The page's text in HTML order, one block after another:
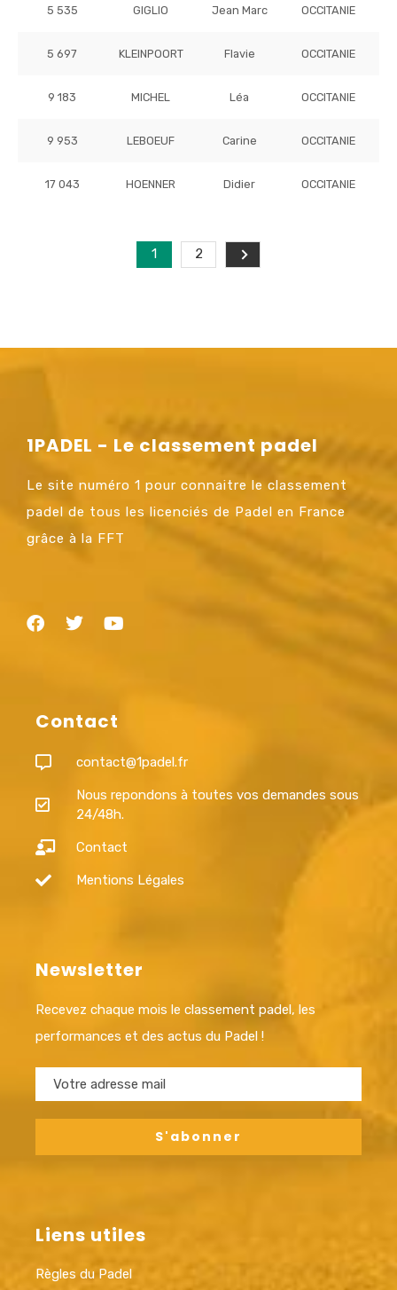
5 535 GIGLIO Jean Marc OCCITANIE
5 697 KLEINPOORT Flavie OCCITANIE
9 183 MICHEL Léa OCCITANIE
9 953 LEBOEUF Carine OCCITANIE
17 043 HOENNER Didier OCCITANIE
1 2
1PADEL - Le classement padel
Le site numéro 1 pour connaitre le classement
padel de tous les licenciés de Padel en France
grâce à la FFT
Contact
contact@1padel.fr
Nous repondons à toutes vos demandes sous
24/48h.
Contact
Mentions Légales
Newsletter
Recevez chaque mois le classement padel, les
performances et des actus du Padel !
Liens utiles
Règles du Padel